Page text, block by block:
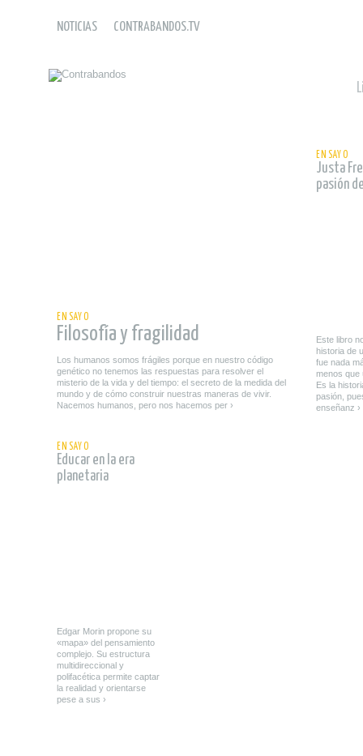
NOTICIAS CONTRABANDOS.TV
ENSAYO
Filosofía y fragilidad
Los humanos somos frágiles porque en nuestro código
genético no tenemos las respuestas para resolver el
misterio de la vida y del tiempo: el secreto de la medida del
mundo y de cómo construir nuestras maneras de vivir.
Nacemos humanos, pero nos hacemos per ›
ENSAYO
Justa
pasión
Este libro
historia de
fue nada
menos que
Es la
pasión,
enseñanz ›
ENSAYO
Educar en la era
planetaria
Edgar Morin propone su
«mapa» del pensamiento
complejo. Su estructura
multidireccional y
polifacética permite captar
la realidad y orientarse
pese a sus ›